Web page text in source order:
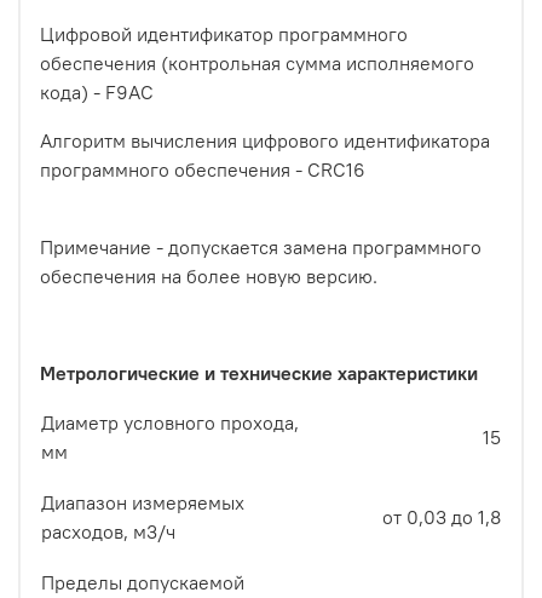
Цифровой идентификатор программного
обеспечения (контрольная сумма исполняемого
кода) - F9AC
Алгоритм вычисления цифрового идентификатора
программного обеспечения - CRC16
Примечание - допускается замена программного
обеспечения на более новую версию.
Метрологические и технические характеристики
Диаметр условного прохода,
мм
15
Диапазон измеряемых
расходов, м3/ч
от 0,03 до 1,8
Пределы допускаемой